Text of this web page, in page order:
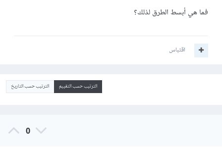
فما هي أبسط الطرق لذلك؟
اقتباس
الترتيب حسب التقييم الترتيب حسب التاريخ
0